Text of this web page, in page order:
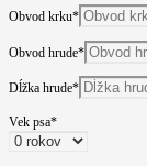
Obvod krku*
Obvod hrude*
Dĺžka hrude*
Vek psa*